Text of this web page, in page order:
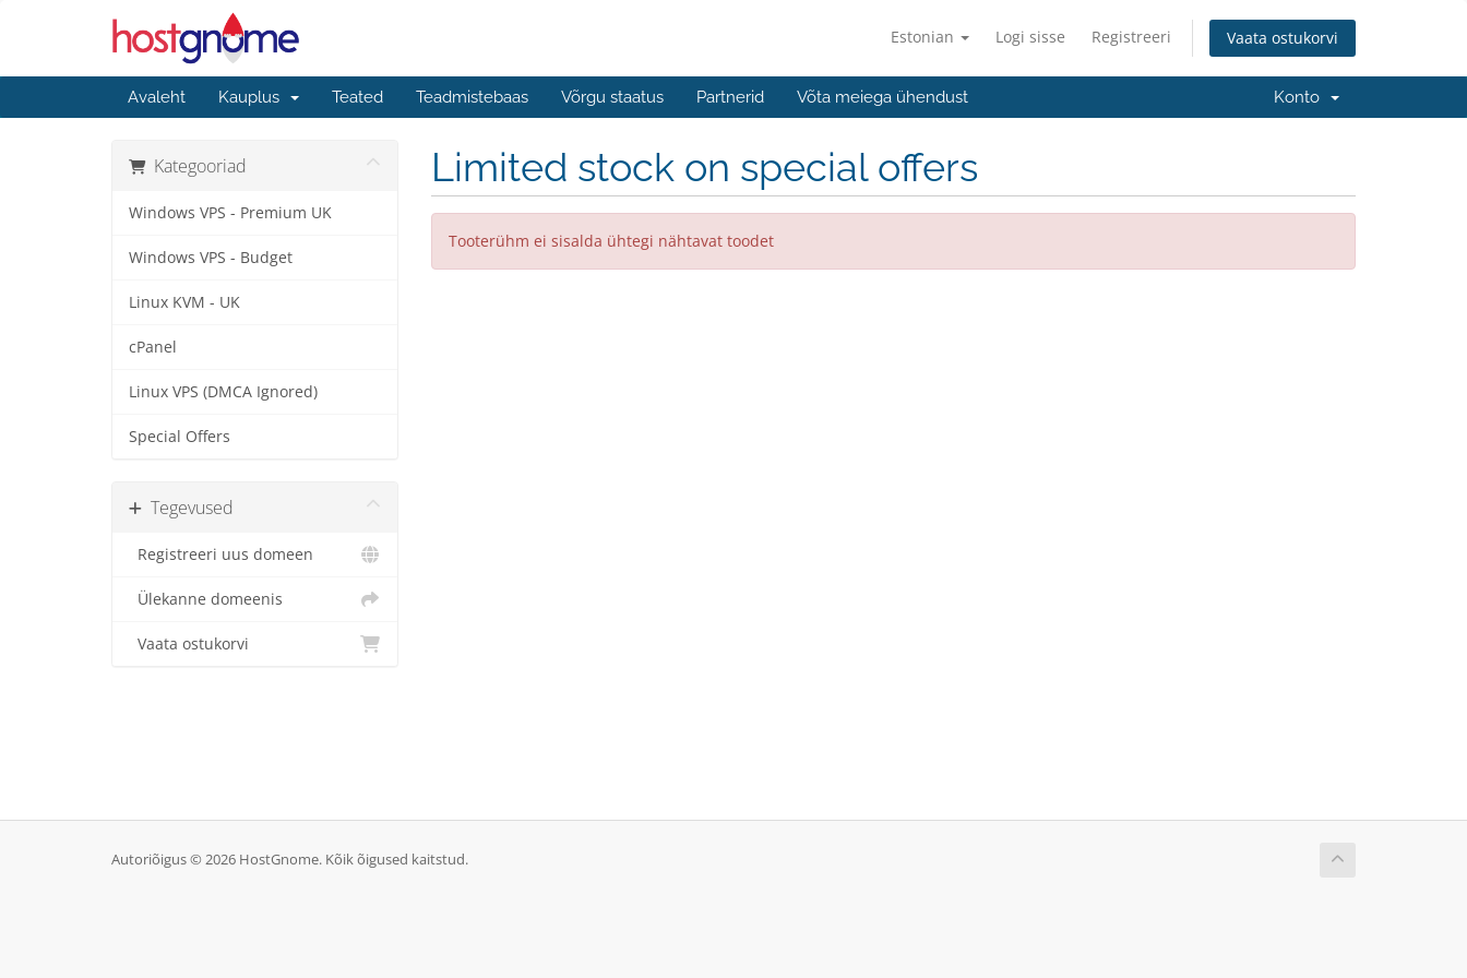
Estonian Logi sisse Registreeri Vaata ostukorvi
Avaleht Kauplus Teated Teadmistebaas Võrgu staatus Partnerid Võta meiega ühendust Konto
Kategooriad
Windows VPS - Premium UK
Windows VPS - Budget
Linux KVM - UK
cPanel
Linux VPS (DMCA Ignored)
Special Offers
Tegevused
Registreeri uus domeen
Ülekanne domeenis
Vaata ostukorvi
Limited stock on special offers
Tooterühm ei sisalda ühtegi nähtavat toodet
Autoriõigus © 2026 HostGnome. Kõik õigused kaitstud.